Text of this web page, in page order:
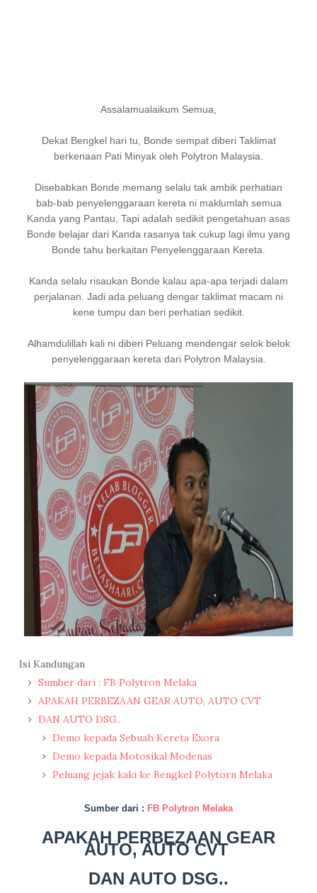
Assalamualaikum Semua,
Dekat Bengkel hari tu, Bonde sempat diberi Taklimat
berkenaan Pati Minyak oleh Polytron Malaysia.
Disebabkan Bonde memang selalu tak ambik perhatian
bab-bab penyelenggaraan kereta ni maklumlah semua
Kanda yang Pantau, Tapi adalah sedikit pengetahuan asas
Bonde belajar dari Kanda rasanya tak cukup lagi ilmu yang
Bonde tahu berkaitan Penyelenggaraan Kereta.
Kanda selalu risaukan Bonde kalau apa-apa terjadi dalam
perjalanan. Jadi ada peluang dengar taklimat macam ni
kene tumpu dan beri perhatian sedikit.
Alhamdulillah kali ni diberi Peluang mendengar selok belok
penyelenggaraan kereta dari Polytron Malaysia.
Isi Kandungan
Sumber dari : FB Polytron Melaka
APAKAH PERBEZAAN GEAR AUTO, AUTO CVT
DAN AUTO DSG..
Demo kepada Sebuah Kereta Exora
Demo kepada Motosikal Modenas
Peluang jejak kaki ke Bengkel Polytorn Melaka
Sumber dari : FB Polytron Melaka
APAKAH PERBEZAAN GEAR
AUTO, AUTO CVT
DAN AUTO DSG..